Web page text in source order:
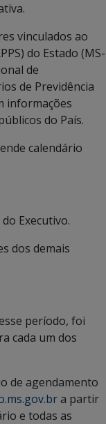
vinculados ao
do Estado (MS-
de
de Previdência
informações
do País.
calendário
Executivo.
dos demais
período, foi
cada um dos
de agendamento
a partir
e todas as